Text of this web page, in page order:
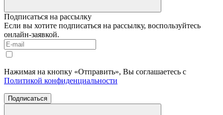
Подписаться на рассылку
Если вы хотите подписаться на рассылку, воспользуйтесь
онлайн-заявкой.
Нажимая на кнопку «Отправить», Вы соглашаетесь с
Политикой конфиденциальности
Подписаться